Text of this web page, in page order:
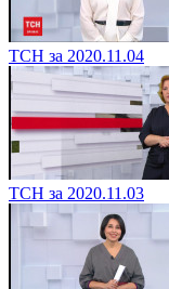
ТСН за 2020.11.04
ТСН за 2020.11.03